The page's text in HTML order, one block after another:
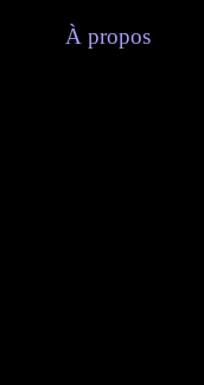
À propos